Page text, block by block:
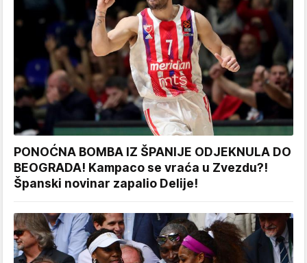
PONOĆNA BOMBA IZ ŠPANIJE ODJEKNULA DO
BEOGRADA! Kampaco se vraća u Zvezdu?!
Španski novinar zapalio Delije!